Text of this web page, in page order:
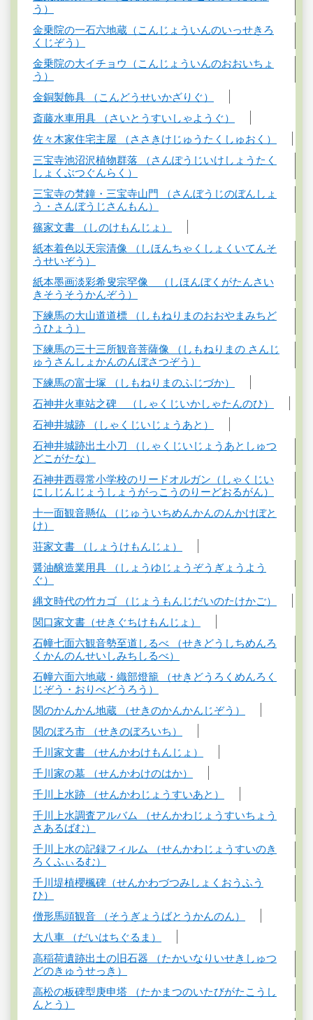
う）
金乗院の一石六地蔵（こんじょういんのいっせきろ
くじぞう）
金乗院の大イチョウ（こんじょういんのおおいちょ
う）
金銅製飾具 （こんどうせいかざりぐ）
斎藤水車用具 （さいとうすいしゃようぐ）
佐々木家住宅主屋 （ささきけじゅうたくしゅおく）
三宝寺池沼沢植物群落 （さんぽうじいけしょうたく
しょくぶつぐんらく）
三宝寺の梵鐘・三宝寺山門 （さんぼうじのぼんしょ
う・さんぼうじさんもん）
篠家文書 （しのけもんじょ）
紙本着色以天宗清像 （しほんちゃくしょくいてんそ
うせいぞう）
紙本墨画淡彩希叟宗罕像 （しほんぼくがたんさい
きそうそうかんぞう）
下練馬の大山道道標 （しもねりまのおおやまみちど
うひょう）
下練馬の三十三所観音菩薩像 （しもねりまの さんじ
ゅうさんしょかんのんぼさつぞう）
下練馬の富士塚 （しもねりまのふじづか）
石神井火車站之碑 （しゃくじいかしゃたんのひ）
石神井城跡 （しゃくじいじょうあと）
石神井城跡出土小刀 （しゃくじいじょうあとしゅつ
どこがたな）
石神井西尋常小学校のリードオルガン（しゃくじい
にしじんじょうしょうがっこうのりーどおるがん）
十一面観音懸仏 （じゅういちめんかんのんかけぼと
け）
荘家文書 （しょうけもんじょ）
醤油醸造業用具 （しょうゆじょうぞうぎょうよう
ぐ）
縄文時代の竹カゴ （じょうもんじだいのたけかご）
関口家文書（せきぐちけもんじょ）
石幢七面六観音勢至道しるべ （せきどうしちめんろ
くかんのんせいしみちしるべ）
石幢六面六地蔵・織部燈籠 （せきどうろくめんろく
じぞう・おりべどうろう）
関のかんかん地蔵 （せきのかんかんじぞう）
関のぼろ市 （せきのぼろいち）
千川家文書 （せんかわけもんじょ）
千川家の墓 （せんかわけのはか）
千川上水跡 （せんかわじょうすいあと）
千川上水調査アルバム （せんかわじょうすいちょう
さあるばむ）
千川上水の記録フィルム （せんかわじょうすいのき
ろくふぃるむ）
千川堤植櫻楓碑（せんかわづつみしょくおうふう
ひ）
僧形馬頭観音 （そうぎょうばとうかんのん）
大八車 （だいはちぐるま）
高稲荷遺跡出土の旧石器 （たかいなりいせきしゅつ
どのきゅうせっき）
高松の板碑型庚申塔 （たかまつのいたびがたこうし
んとう）